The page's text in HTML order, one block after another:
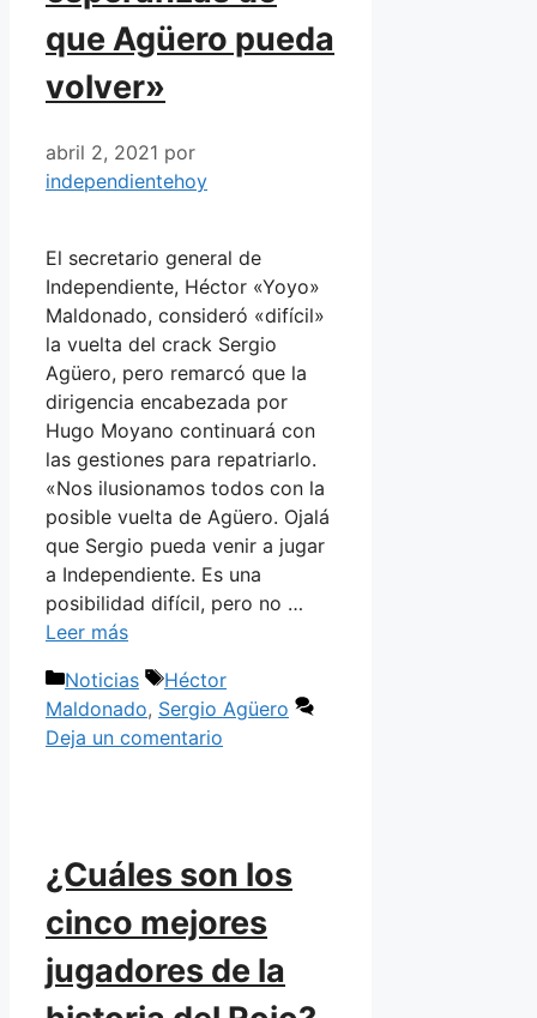
que Agüero pueda
volver»
abril 2, 2021 por
independientehoy
El secretario general de
Independiente, Héctor «Yoyo»
Maldonado, consideró «difícil»
la vuelta del crack Sergio
Agüero, pero remarcó que la
dirigencia encabezada por
Hugo Moyano continuará con
las gestiones para repatriarlo.
«Nos ilusionamos todos con la
posible vuelta de Agüero. Ojalá
que Sergio pueda venir a jugar
a Independiente. Es una
posibilidad difícil, pero no …
Leer más
Categorías
Noticias Etiquetas
Héctor
Maldonado, Sergio Agüero
Deja un comentario
¿Cuáles son los
cinco mejores
jugadores de la